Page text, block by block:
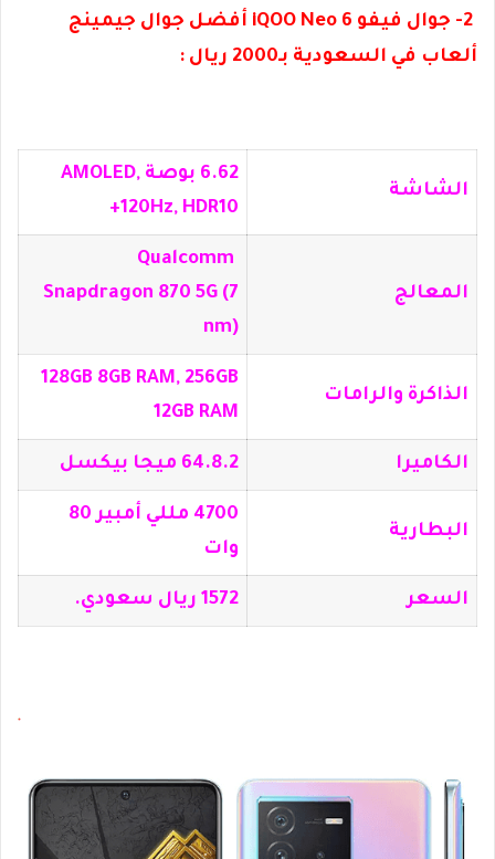
2- جوال فيفو iQOO Neo 6 أفضل جوال جيمينج
ألعاب في السعودية بـ2000 ريال :
الشاشة
6.62 بوصة AMOLED,
120Hz, HDR10+
المعالج
Qualcomm
Snapdragon 870 5G (7
nm)
الذاكرة والرامات
128GB 8GB RAM, 256GB
12GB RAM
الكاميرا 64.8.2 ميجا بيكسل
البطارية
4700 مللي أمبير 80
وات
السعر 1572 ريال سعودي.